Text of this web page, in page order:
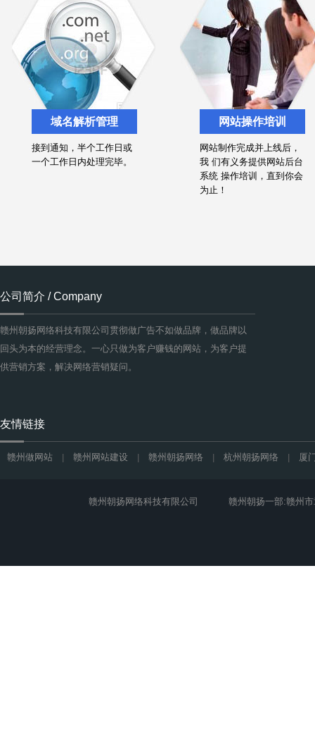
域名解析管理
接到通知，半个工作日或
一个工作日内处理完毕。
网站操作培训
网站制作完成并上线后，
我 们有义务提供网站后台
系统 操作培训，直到你会
为止！
公司简介 / Company
赣州朝扬网络科技有限公司贯彻做广告不如做品牌，做品牌以
回头为本的经营理念。一心只做为客户赚钱的网站，为客户提
供营销方案，解决网络营销疑问。
友情链接
赣州做网站 赣州网站建设 赣州朝扬网络 杭州朝扬网络 厦
赣州朝扬网络科技有限公司 赣州朝扬一部:赣州